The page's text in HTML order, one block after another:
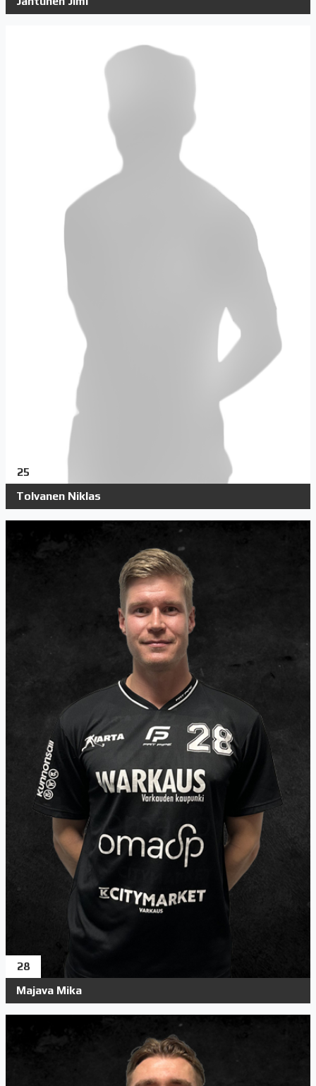
25
Tolvanen Niklas
28
Majava Mika